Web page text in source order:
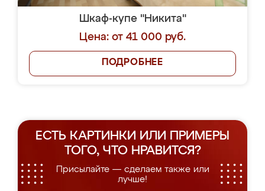
Шкаф-купе "Никита"
Цена: от 41 000 руб.
ПОДРОБНЕЕ
ЕСТЬ КАРТИНКИ ИЛИ ПРИМЕРЫ
ТОГО, ЧТО НРАВИТСЯ?
Присылайте — сделаем также или
лучше!